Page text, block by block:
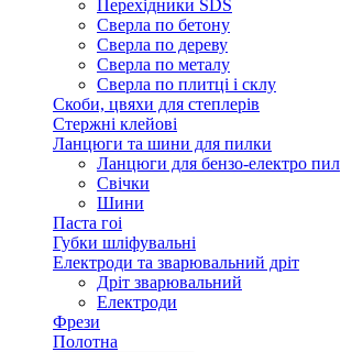
Перехідники SDS
Сверла по бетону
Сверла по дереву
Сверла по металу
Сверла по плитці і склу
Скоби, цвяхи для степлерів
Стержні клейові
Ланцюги та шини для пилки
Ланцюги для бензо-електро пил
Свічки
Шини
Паста гоі
Губки шліфувальні
Електроди та зварювальний дріт
Дріт зварювальний
Електроди
Фрези
Полотна